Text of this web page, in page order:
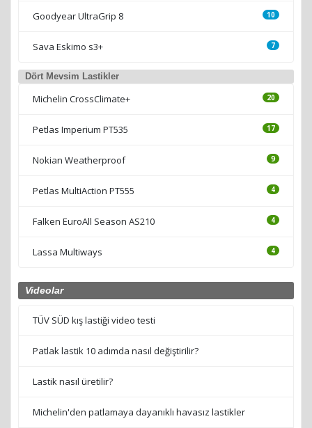
Goodyear UltraGrip 8 10
Sava Eskimo s3+ 7
Dört Mevsim Lastikler
Michelin CrossClimate+ 20
Petlas Imperium PT535 17
Nokian Weatherproof 9
Petlas MultiAction PT555 4
Falken EuroAll Season AS210 4
Lassa Multiways 4
Videolar
TÜV SÜD kış lastiği video testi
Patlak lastik 10 adımda nasıl değiştirilir?
Lastik nasıl üretilir?
Michelin'den patlamaya dayanıklı havasız lastikler